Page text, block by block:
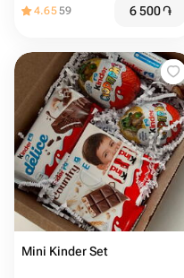
4.6559 6 500֏
Mini Kinder Set